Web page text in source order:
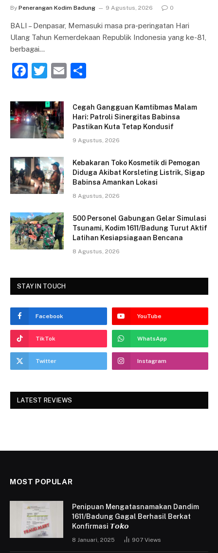
By Penerangan Kodim Badung 9 Agustus, 2026 0
BALI – Denpasar, Memasuki masa pra-peringatan Hari
Ulang Tahun Kemerdekaan Republik Indonesia yang ke-81,
berbagai…
F
c
e
b
o
k
T
itt
er
E
ai ar
e
Cegah Gangguan Kamtibmas Malam
Hari: Patroli Sinergitas Babinsa
Pastikan Kuta Tetap Kondusif
9 Agustus, 2026
Kebakaran Toko Kosmetik di Pemogan
Diduga Akibat Korsleting Listrik, Sigap
Babinsa Amankan Lokasi
8 Agustus, 2026
500 Personel Gabungan Gelar Simulasi
Tsunami, Kodim 1611/Badung Turut Aktif
Latihan Kesiapsiagaan Bencana
8 Agustus, 2026
STAY IN TOUCH
Facebook YouTube
TikTok WhatsApp
Twitter Instagram
LATEST REVIEWS
MOST POPULAR
Penipuan Mengatasnamakan Dandim
1611/Badung Gagal Berhasil Berkat
Konfirmasi 𝙏𝙤𝙠𝙤
8 Januari, 2025 907 Views